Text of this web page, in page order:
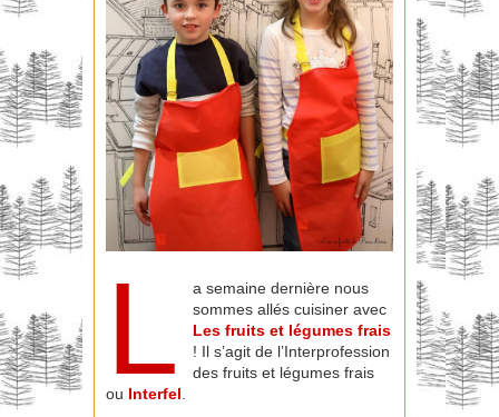
L
a semaine dernière nous
sommes allés cuisiner avec
Les fruits et légumes frais
! Il s’agit de l’Interprofession
des fruits et légumes frais
ou Interfel.